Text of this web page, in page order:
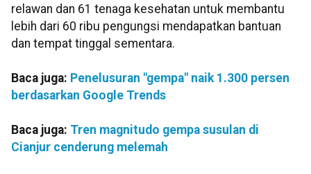
relawan dan 61 tenaga kesehatan untuk membantu
lebih dari 60 ribu pengungsi mendapatkan bantuan
dan tempat tinggal sementara.
Baca juga: Penelusuran "gempa" naik 1.300 persen
berdasarkan Google Trends
Baca juga: Tren magnitudo gempa susulan di
Cianjur cenderung melemah